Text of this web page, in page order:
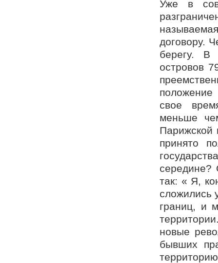
Уже в
договору.
берегу. В
островов
положение
свое
меньше
Парижской
принято
середине?
так: « Я,
сложились
границ, и
новые
бывших